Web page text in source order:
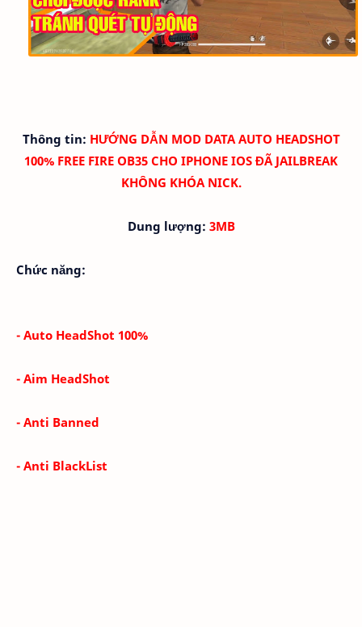
Thông tin: HƯỚNG DẪN MOD DATA AUTO HEADSHOT
100% FREE FIRE OB35 CHO IPHONE IOS ĐÃ JAILBREAK
KHÔNG KHÓA NICK.
Dung lượng: 3MB
Chức năng:
- Auto HeadShot 100%
- Aim HeadShot
- Anti Banned
- Anti BlackList